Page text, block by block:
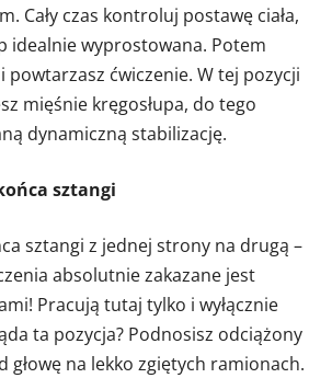
Cały czas kontroluj postawę ciała,
idealnie wyprostowana. Potem
powtarzasz ćwiczenie. W tej pozycji
mięśnie kręgosłupa, do tego
dynamiczną stabilizację.
sztangi
sztangi z jednej strony na drugą –
absolutnie zakazane jest
Pracują tutaj tylko i wyłącznie
ta pozycja? Podnosisz odciążony
głowę na lekko zgiętych ramionach.